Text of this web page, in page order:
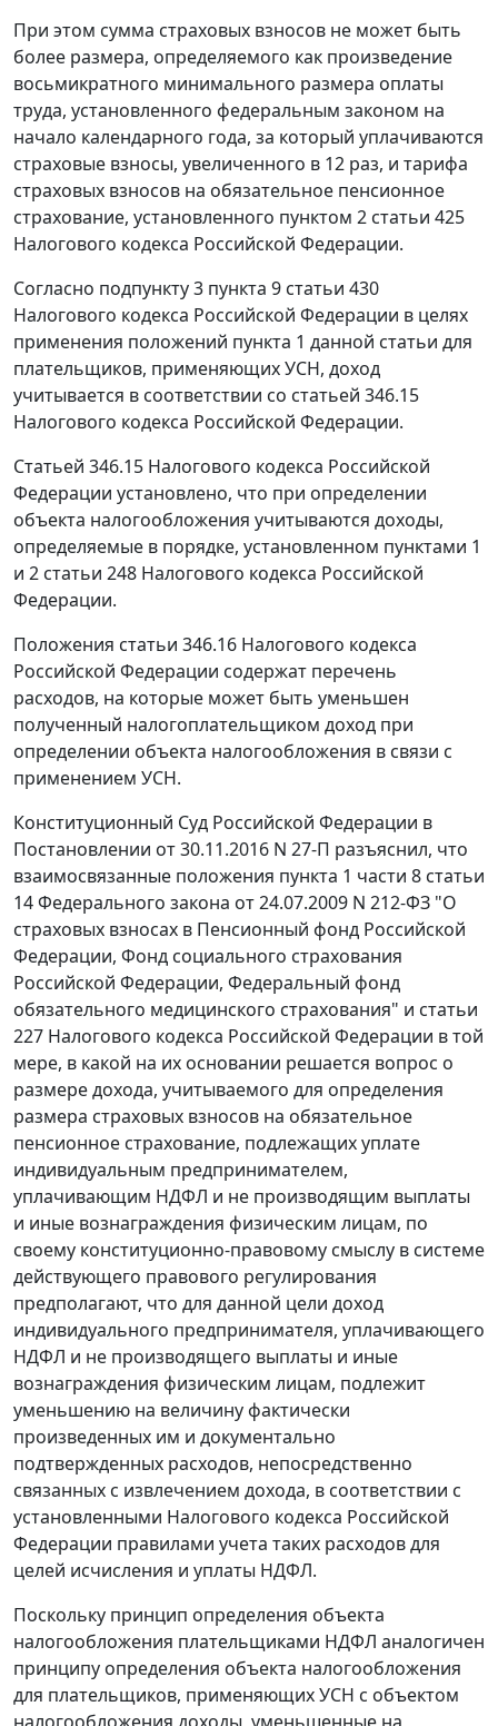
При этом сумма страховых взносов не может быть
более размера, определяемого как произведение
восьмикратного минимального размера оплаты
труда, установленного федеральным законом на
начало календарного года, за который уплачиваются
страховые взносы, увеличенного в 12 раз, и тарифа
страховых взносов на обязательное пенсионное
страхование, установленного пунктом 2 статьи 425
Налогового кодекса Российской Федерации.
Согласно подпункту 3 пункта 9 статьи 430
Налогового кодекса Российской Федерации в целях
применения положений пункта 1 данной статьи для
плательщиков, применяющих УСН, доход
учитывается в соответствии со статьей 346.15
Налогового кодекса Российской Федерации.
Статьей 346.15 Налогового кодекса Российской
Федерации установлено, что при определении
объекта налогообложения учитываются доходы,
определяемые в порядке, установленном пунктами 1
и 2 статьи 248 Налогового кодекса Российской
Федерации.
Положения статьи 346.16 Налогового кодекса
Российской Федерации содержат перечень
расходов, на которые может быть уменьшен
полученный налогоплательщиком доход при
определении объекта налогообложения в связи с
применением УСН.
Конституционный Суд Российской Федерации в
Постановлении от 30.11.2016 N 27-П разъяснил, что
взаимосвязанные положения пункта 1 части 8 статьи
14 Федерального закона от 24.07.2009 N 212-ФЗ "О
страховых взносах в Пенсионный фонд Российской
Федерации, Фонд социального страхования
Российской Федерации, Федеральный фонд
обязательного медицинского страхования" и статьи
227 Налогового кодекса Российской Федерации в той
мере, в какой на их основании решается вопрос о
размере дохода, учитываемого для определения
размера страховых взносов на обязательное
пенсионное страхование, подлежащих уплате
индивидуальным предпринимателем,
уплачивающим НДФЛ и не производящим выплаты
и иные вознаграждения физическим лицам, по
своему конституционно-правовому смыслу в системе
действующего правового регулирования
предполагают, что для данной цели доход
индивидуального предпринимателя, уплачивающего
НДФЛ и не производящего выплаты и иные
вознаграждения физическим лицам, подлежит
уменьшению на величину фактически
произведенных им и документально
подтвержденных расходов, непосредственно
связанных с извлечением дохода, в соответствии с
установленными Налогового кодекса Российской
Федерации правилами учета таких расходов для
целей исчисления и уплаты НДФЛ.
Поскольку принцип определения объекта
налогообложения плательщиками НДФЛ аналогичен
принципу определения объекта налогообложения
для плательщиков, применяющих УСН с объектом